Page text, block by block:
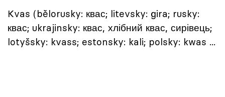
Speciál: Cuketa
Těhotnej kuchař
Kvas (bělorusky: квас; litevsky: gira; rusky:
квас; ukrajinsky: квас, хлібний квас, сирівець;
lotyšsky: kvass; estonsky: kali; polsky: kwas ...